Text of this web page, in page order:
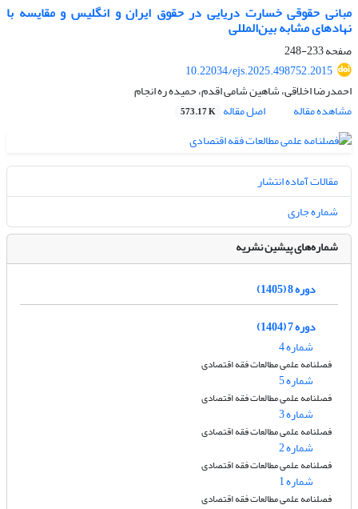
مبانی حقوقی خسارت دریایی در حقوق ایران و انگلیس و مقایسه با
نهادهای مشابه بین‌المللی
صفحه233-248
10.22034/ejs.2025.498752.2015
احمدرضا اخلاقی، شاهین شامی اقدم، حمیده ره انجام
مشاهده مقاله
اصل مقاله 573.17 K
مقالات آماده انتشار
شماره جاری
شماره‌های پیشین نشریه
دوره 8 (1405)
دوره 7 (1404)
شماره 4
فصلنامه علمی مطالعات فقه اقتصادی
شماره 5
فصلنامه علمی مطالعات فقه اقتصادی
شماره 3
فصلنامه علمی مطالعات فقه اقتصادی
شماره 2
فصلنامه علمی مطالعات فقه اقتصادی
شماره 1
فصلنامه علمی مطالعات فقه اقتصادی